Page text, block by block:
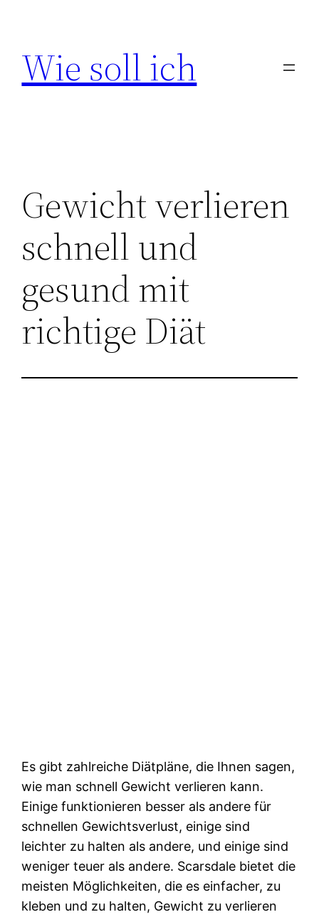
springen
Wie soll ich
Gewicht verlieren
schnell und
gesund mit
richtige Diät
Es gibt zahlreiche Diätpläne, die Ihnen sagen,
wie man schnell Gewicht verlieren kann.
Einige funktionieren besser als andere für
schnellen Gewichtsverlust, einige sind
leichter zu halten als andere, und einige sind
weniger teuer als andere. Scarsdale bietet die
meisten Möglichkeiten, die es einfacher, zu
kleben und zu halten, Gewicht zu verlieren